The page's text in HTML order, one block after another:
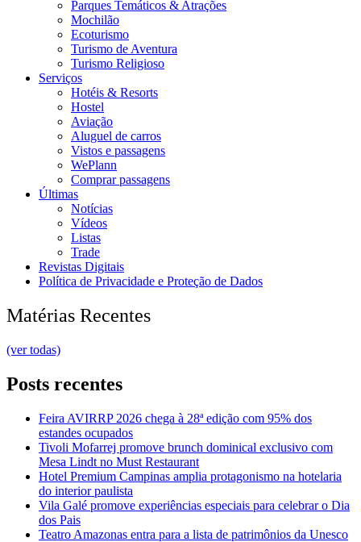
Parques Temáticos & Atrações
Mochilão
Ecoturismo
Turismo de Aventura
Turismo Religioso
Serviços
Hotéis & Resorts
Hostel
Aviação
Aluguel de carros
Vistos e passagens
WePlann
Comprar passagens
Últimas
Notícias
Vídeos
Listas
Trade
Revistas Digitais
Política de Privacidade e Proteção de Dados
Matérias Recentes
(ver todas)
Posts recentes
Feira AVIRRP 2026 chega à 28ª edição com 95% dos
estandes ocupados
Tivoli Mofarrej promove brunch dominical exclusivo com
Mesa Lindt no Must Restaurant
Hotel Premium Campinas amplia protagonismo na hotelaria
do interior paulista
Vila Galé promove experiências especiais para celebrar o Dia
dos Pais
Teatro Amazonas entra para a lista de patrimônios da Unesco